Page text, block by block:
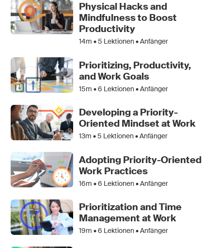
Physical Hacks and
Mindfulness to Boost
Productivity
14m •5 Lektionen • Anfänger
Prioritizing, Productivity,
and Work Goals
15m •6 Lektionen • Anfänger
Developing a Priority-
Oriented Mindset at Work
13m •5 Lektionen • Anfänger
Adopting Priority-Oriented
Work Practices
16m •6 Lektionen • Anfänger
Prioritization and Time
Management at Work
19m •6 Lektionen • Anfänger